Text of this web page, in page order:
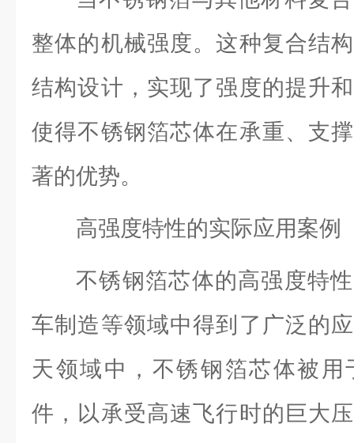
整体的机械强度。这种复合结
结构设计，实现了强度的提升
使得不锈钢箔芯体在承重、支
著的优势。
高强度特性的实际应用案例
不锈钢箔芯体的高强度特
车制造等领域中得到了广泛的
天领域中，不锈钢箔芯体被
件，以承受高速飞行时的巨大